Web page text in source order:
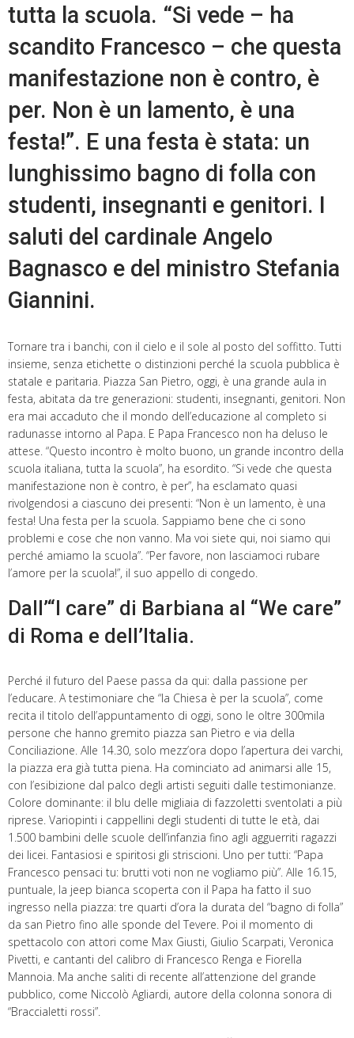
tutta la scuola. “Si vede – ha
scandito Francesco – che questa
manifestazione non è contro, è
per. Non è un lamento, è una
festa!”. E una festa è stata: un
lunghissimo bagno di folla con
studenti, insegnanti e genitori. I
saluti del cardinale Angelo
Bagnasco e del ministro Stefania
Giannini.
Tornare tra i banchi, con il cielo e il sole al posto del soffitto. Tutti
insieme, senza etichette o distinzioni perché la scuola pubblica è
statale e paritaria. Piazza San Pietro, oggi, è una grande aula in
festa, abitata da tre generazioni: studenti, insegnanti, genitori. Non
era mai accaduto che il mondo dell’educazione al completo si
radunasse intorno al Papa. E Papa Francesco non ha deluso le
attese. “Questo incontro è molto buono, un grande incontro della
scuola italiana, tutta la scuola”, ha esordito. “Si vede che questa
manifestazione non è contro, è per”, ha esclamato quasi
rivolgendosi a ciascuno dei presenti: “Non è un lamento, è una
festa! Una festa per la scuola. Sappiamo bene che ci sono
problemi e cose che non vanno. Ma voi siete qui, noi siamo qui
perché amiamo la scuola”. “Per favore, non lasciamoci rubare
l’amore per la scuola!”, il suo appello di congedo.
Dall’“I care” di Barbiana al “We care”
di Roma e dell’Italia.
Perché il futuro del Paese passa da qui: dalla passione per
l’educare. A testimoniare che “la Chiesa è per la scuola”, come
recita il titolo dell’appuntamento di oggi, sono le oltre 300mila
persone che hanno gremito piazza san Pietro e via della
Conciliazione. Alle 14.30, solo mezz’ora dopo l’apertura dei varchi,
la piazza era già tutta piena. Ha cominciato ad animarsi alle 15,
con l’esibizione dal palco degli artisti seguiti dalle testimonianze.
Colore dominante: il blu delle migliaia di fazzoletti sventolati a più
riprese. Variopinti i cappellini degli studenti di tutte le età, dai
1.500 bambini delle scuole dell’infanzia fino agli agguerriti ragazzi
dei licei. Fantasiosi e spiritosi gli striscioni. Uno per tutti: “Papa
Francesco pensaci tu: brutti voti non ne vogliamo più”. Alle 16.15,
puntuale, la jeep bianca scoperta con il Papa ha fatto il suo
ingresso nella piazza: tre quarti d’ora la durata del “bagno di folla”
da san Pietro fino alle sponde del Tevere. Poi il momento di
spettacolo con attori come Max Giusti, Giulio Scarpati, Veronica
Pivetti, e cantanti del calibro di Francesco Renga e Fiorella
Mannoia. Ma anche saliti di recente all’attenzione del grande
pubblico, come Niccolò Agliardi, autore della colonna sonora di
“Braccialetti rossi”.